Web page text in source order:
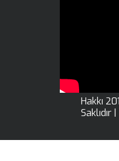
Hakkı
Saklıdır